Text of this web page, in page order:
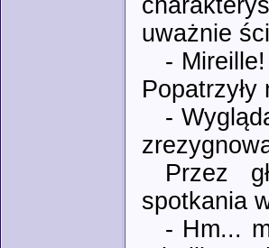
uważnie
-
Popatrzyły
-
Przez
spotkania
- Hm...